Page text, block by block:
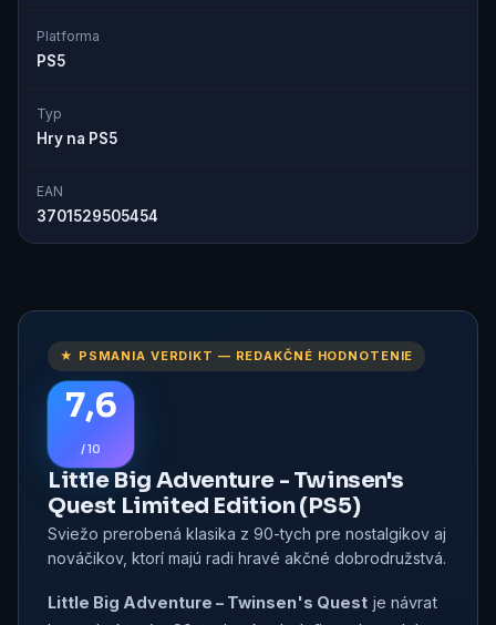
Platforma
PS5
Typ
Hry na PS5
EAN
3701529505454
★ PSMANIA VERDIKT — REDAKČNÉ HODNOTENIE
7,6
/ 10
Little Big Adventure - Twinsen's
Quest Limited Edition (PS5)
Sviežo prerobená klasika z 90-tych pre nostalgikov aj
nováčikov, ktorí majú radi hravé akčné dobrodružstvá.
Little Big Adventure – Twinsen's Quest je návrat